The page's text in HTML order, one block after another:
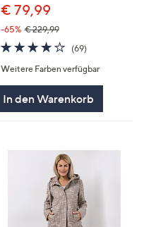
€ 79,99
-65% € 229,99
3.7
von
5
(69)69
Weitere Farben verfügbar
In den Warenkorb